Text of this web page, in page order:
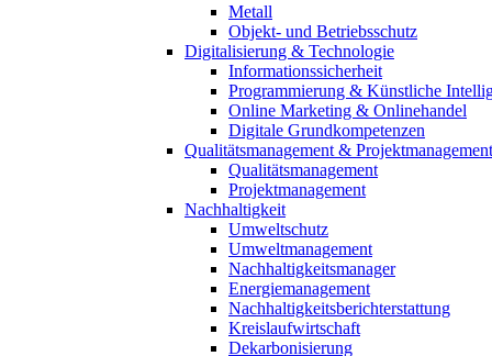
Metall
Objekt- und Betriebsschutz
Digitalisierung & Technologie
Informationssicherheit
Programmierung & Künstliche
Online Marketing & Onlinehandel
Digitale Grundkompetenzen
Qualitätsmanagement & Projektmanagement
Qualitätsmanagement
Projektmanagement
Nachhaltigkeit
Umweltschutz
Umweltmanagement
Nachhaltigkeitsmanager
Energiemanagement
Nachhaltigkeitsberichterstattung
Kreislaufwirtschaft
Dekarbonisierung